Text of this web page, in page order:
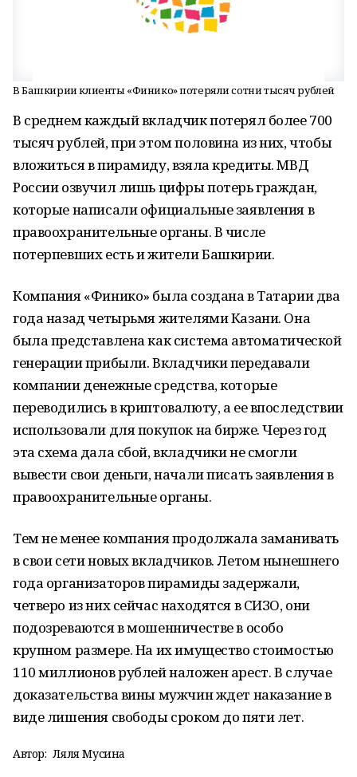
В Башкирии клиенты «Финико» потеряли сотни тысяч рублей
В среднем каждый вкладчик потерял более 700
тысяч рублей, при этом половина из них, чтобы
вложиться в пирамиду, взяла кредиты. МВД
России озвучил лишь цифры потерь граждан,
которые написали официальные заявления в
правоохранительные органы. В числе
потерпевших есть и жители Башкирии.
Компания «Финико» была создана в Татарии два
года назад четырьмя жителями Казани. Она
была представлена как система автоматической
генерации прибыли. Вкладчики передавали
компании денежные средства, которые
переводились в криптовалюту, а ее впоследствии
использовали для покупок на бирже. Через год
эта схема дала сбой, вкладчики не смогли
вывести свои деньги, начали писать заявления в
правоохранительные органы.
Тем не менее компания продолжала заманивать
в свои сети новых вкладчиков. Летом нынешнего
года организаторов пирамиды задержали,
четверо из них сейчас находятся в СИЗО, они
подозреваются в мошенничестве в особо
крупном размере. На их имущество стоимостью
110 миллионов рублей наложен арест. В случае
доказательства вины мужчин ждет наказание в
виде лишения свободы сроком до пяти лет.
Автор: Ляля Мусина